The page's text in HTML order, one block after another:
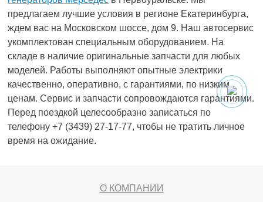
предлагаем лучшие условия в регионе Екатеринбурга,
ждем вас на Московском шоссе, дом 9. Наш автосервис
укомплектован специальным оборудованием. На
складе в наличие оригинальные запчасти для любых
моделей. Работы выполняют опытные электрики
качественно, оперативно, с гарантиями, по низким
ценам. Сервис и запчасти сопровождаются гарантиями.
Перед поездкой целесообразно записаться по
телефону +7 (3439) 27-17-77, чтобы не тратить личное
время на ожидание.
О КОМПАНИИ